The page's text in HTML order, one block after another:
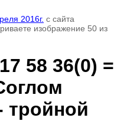
2016г. с сайта
изображение 50 из
58 36(0) =
тройной